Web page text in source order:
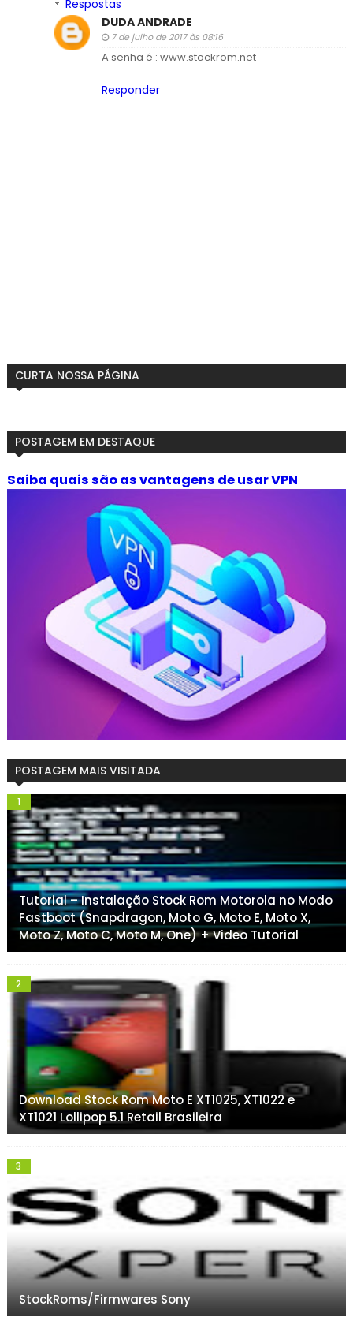
Respostas
DUDA ANDRADE
7 de julho de 2017 às 08:16
A senha é : www.stockrom.net
Responder
CURTA NOSSA PÁGINA
POSTAGEM EM DESTAQUE
Saiba quais são as vantagens de usar VPN
POSTAGEM MAIS VISITADA
Tutorial – Instalação Stock Rom Motorola no Modo
Fastboot (Snapdragon, Moto G, Moto E, Moto X,
Moto Z, Moto C, Moto M, One) + Video Tutorial
Download Stock Rom Moto E XT1025, XT1022 e
XT1021 Lollipop 5.1 Retail Brasileira
StockRoms/Firmwares Sony